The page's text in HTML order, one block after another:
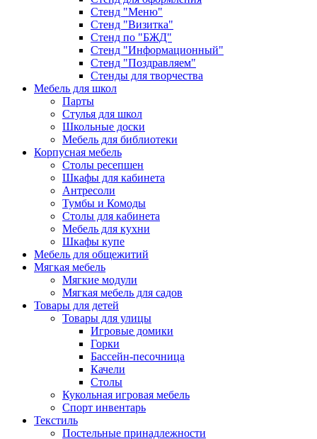
Стенд "Меню"
Стенд "Визитка"
Стенд по "БЖД"
Стенд "Информационный"
Стенд "Поздравляем"
Стенды для творчества
Мебель для школ
Парты
Стулья для школ
Школьные доски
Мебель для библиотеки
Корпусная мебель
Столы ресепшен
Шкафы для кабинета
Антресоли
Тумбы и Комоды
Столы для кабинета
Мебель для кухни
Шкафы купе
Мебель для общежитий
Мягкая мебель
Мягкие модули
Мягкая мебель для садов
Товары для детей
Товары для улицы
Игровые домики
Горки
Бассейн-песочница
Качели
Столы
Кукольная игровая мебель
Спорт инвентарь
Текстиль
Постельные принадлежности